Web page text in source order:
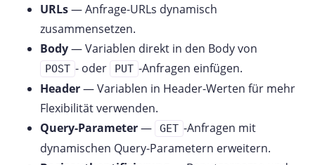
URLs— Anfrage-URLs dynamisch
zusammensetzen.
Body— Variablen direkt in den Body von
POST - oder PUT -Anfragen einfügen.
Header— Variablen in Header-Werten für mehr
Flexibilität verwenden.
Query-Parameter— GET -Anfragen mit
dynamischen Query-Parametern erweitern.